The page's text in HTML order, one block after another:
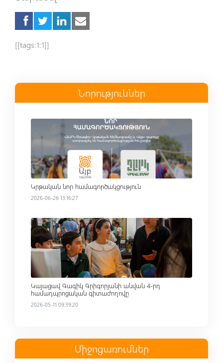
[[tags:1:1]]
Նորություններ
Read more
Կրթական նոր համագործակցություն
2026-06-26 13:16:27
Read more
Կայացավ Գագիկ Գրիգորյանի անվան 4-րդ
համադպրոցական գիտաժողովը
2026-05-11 09:39:20
Միջոցառումներ